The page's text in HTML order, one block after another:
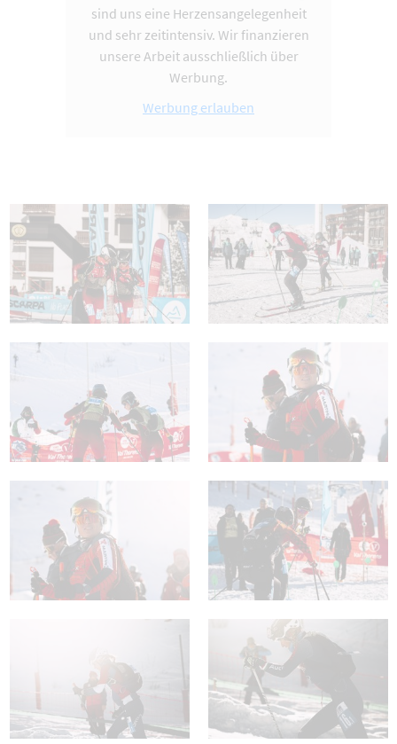
sind uns eine Herzensangelegenheit
und sehr zeitintensiv. Wir finanzieren
unsere Arbeit ausschließlich über
Werbung.
Werbung erlauben